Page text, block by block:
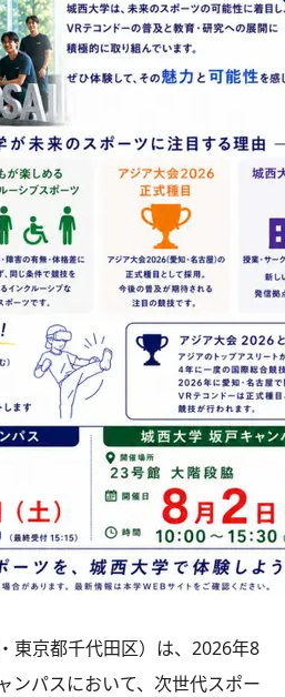
東京都千代田区）は、2026年8
ンパスにおいて、次世代スポー